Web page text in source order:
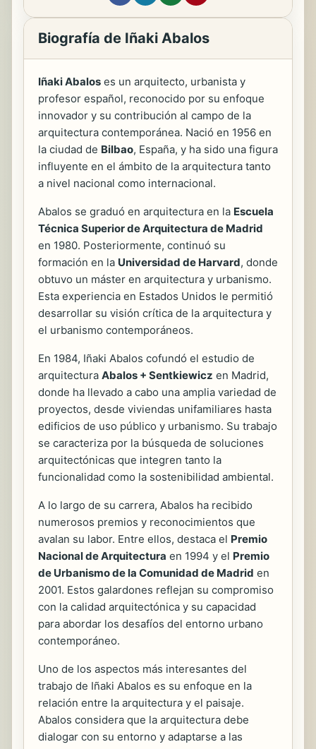
Biografía de Iñaki Abalos
Iñaki Abalos es un arquitecto, urbanista y
profesor español, reconocido por su enfoque
innovador y su contribución al campo de la
arquitectura contemporánea. Nació en 1956 en
la ciudad de Bilbao, España, y ha sido una figura
influyente en el ámbito de la arquitectura tanto
a nivel nacional como internacional.
Abalos se graduó en arquitectura en la Escuela
Técnica Superior de Arquitectura de Madrid
en 1980. Posteriormente, continuó su
formación en la Universidad de Harvard, donde
obtuvo un máster en arquitectura y urbanismo.
Esta experiencia en Estados Unidos le permitió
desarrollar su visión crítica de la arquitectura y
el urbanismo contemporáneos.
En 1984, Iñaki Abalos cofundó el estudio de
arquitectura Abalos + Sentkiewicz en Madrid,
donde ha llevado a cabo una amplia variedad de
proyectos, desde viviendas unifamiliares hasta
edificios de uso público y urbanismo. Su trabajo
se caracteriza por la búsqueda de soluciones
arquitectónicas que integren tanto la
funcionalidad como la sostenibilidad ambiental.
A lo largo de su carrera, Abalos ha recibido
numerosos premios y reconocimientos que
avalan su labor. Entre ellos, destaca el Premio
Nacional de Arquitectura en 1994 y el Premio
de Urbanismo de la Comunidad de Madrid en
2001. Estos galardones reflejan su compromiso
con la calidad arquitectónica y su capacidad
para abordar los desafíos del entorno urbano
contemporáneo.
Uno de los aspectos más interesantes del
trabajo de Iñaki Abalos es su enfoque en la
relación entre la arquitectura y el paisaje.
Abalos considera que la arquitectura debe
dialogar con su entorno y adaptarse a las